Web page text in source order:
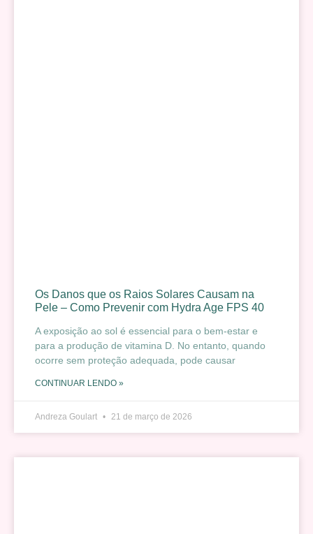
Os Danos que os Raios Solares Causam na
Pele – Como Prevenir com Hydra Age FPS 40
A exposição ao sol é essencial para o bem-estar e
para a produção de vitamina D. No entanto, quando
ocorre sem proteção adequada, pode causar
CONTINUAR LENDO »
Andreza Goulart 21 de março de 2026